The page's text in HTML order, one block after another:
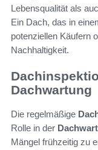
Lebensqualität als
Ein Dach, das in
potenziellen Käufern
Nachhaltigkeit.
Dachwartung
Die regelmäßige
Rolle in der
Mängel frühzeitig zu